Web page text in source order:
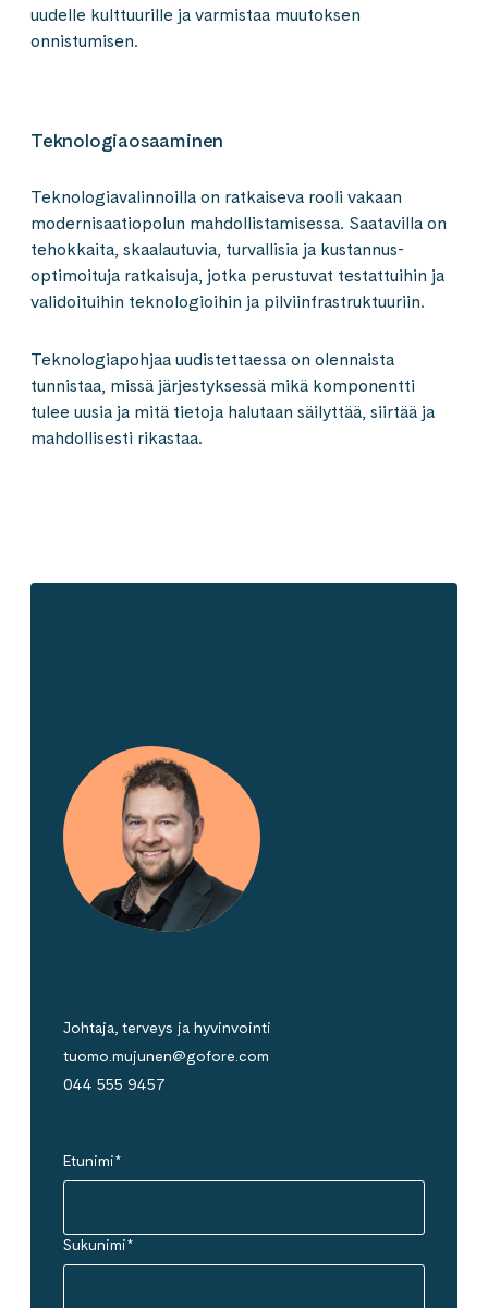
uudelle kulttuurille ja varmistaa muutoksen
onnistumisen.
Teknologiaosaaminen
Teknologiavalinnoilla on ratkaiseva rooli vakaan
modernisaatio­polun mahdollistami­sessa. Saatavilla on
tehokkaita, skaalautuvia, turvallisia ja kustannus­
optimoituja ratkaisuja, jotka perustuvat testattuihin ja
validoituihin teknologioihin ja pilviinfrastruktuuriin.
Teknologiapohjaa uudistettaessa on olennaista
tunnistaa, missä järjestyksessä mikä komponentti
tulee uusia ja mitä tietoja halutaan säilyttää, siirtää ja
mahdollisesti rikastaa.
Johtaja, terveys ja hyvinvointi
tuomo.mujunen@gofore.com
044 555 9457
Etunimi*
Sukunimi*